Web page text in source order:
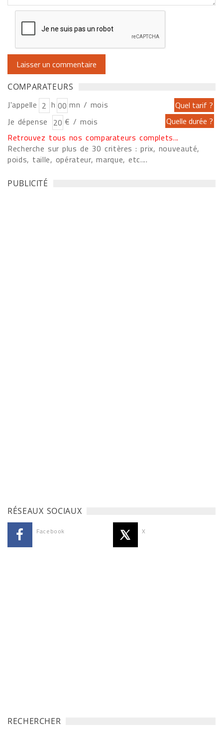
COMPARATEURS
J'appelle h
mn / mois
Je dépense
€ / mois
Retrouvez tous nos comparateurs complets...
Recherche sur plus de 30 critères : prix, nouveauté,
poids, taille, opérateur, marque, etc....
PUBLICITÉ
RÉSEAUX SOCIAUX
Facebook X
RECHERCHER